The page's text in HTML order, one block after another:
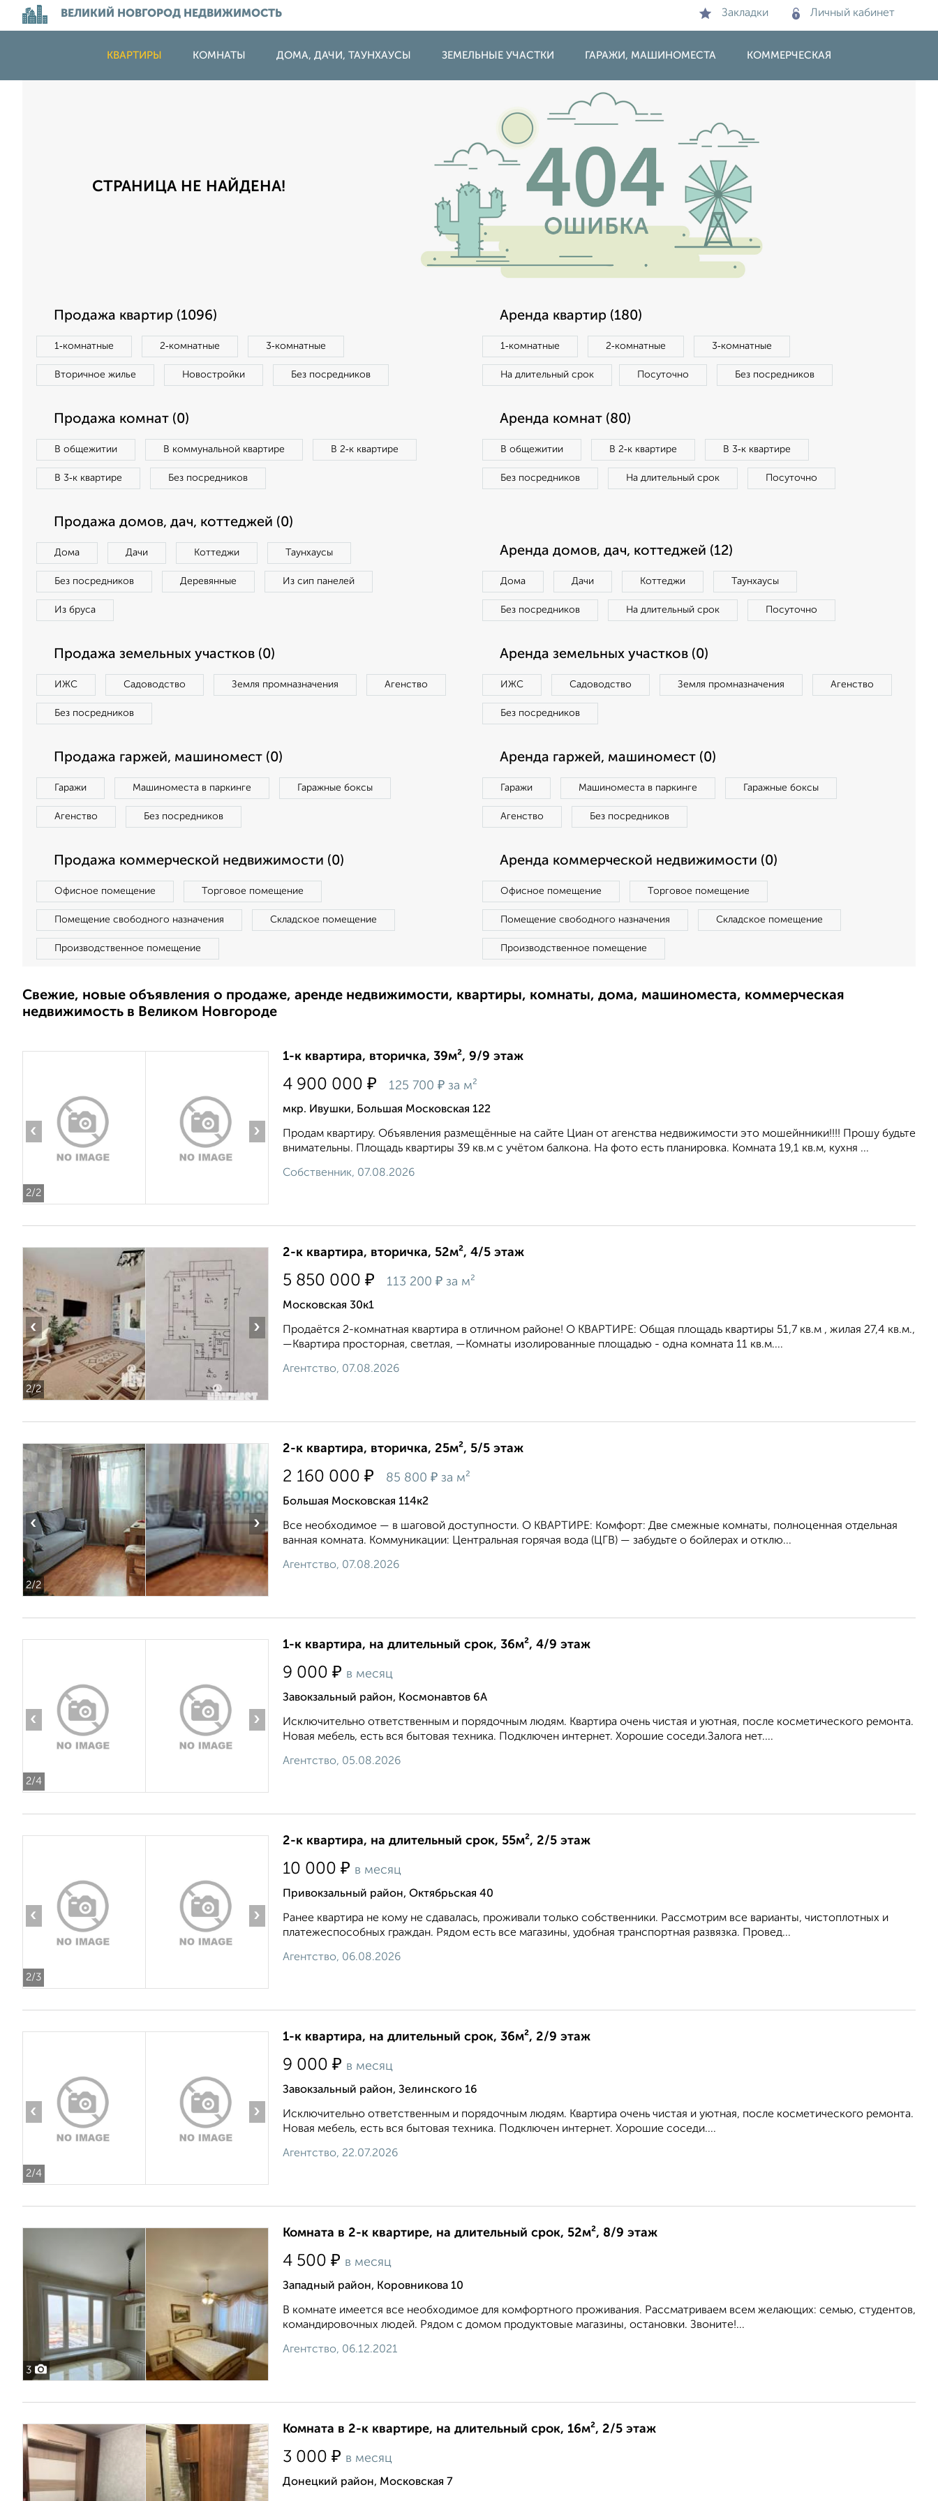
ВЕЛИКИЙ НОВГОРОД НЕДВИЖИМОСТЬ Закладки Личный кабинет
КВАРТИРЫ КОМНАТЫ ДОМА, ДАЧИ, ТАУНХАУСЫ ЗЕМЕЛЬНЫЕ УЧАСТКИ ГАРАЖИ, МАШИНОМЕСТА КОММЕРЧЕСКАЯ
СТРАНИЦА НЕ НАЙДЕНА!
Продажа квартир (1096)
1‑комнатные 2‑комнатные 3‑комнатные
Вторичное жилье Новостройки Без посредников
Аренда квартир (180)
1‑комнатные 2‑комнатные 3‑комнатные
На длительный срок Посуточно Без посредников
Продажа комнат (0)
В общежитии В коммунальной квартире В 2‑к квартире
В 3‑к квартире Без посредников
Аренда комнат (80)
В общежитии В 2‑к квартире В 3‑к квартире
Без посредников На длительный срок Посуточно
Продажа домов, дач, коттеджей (0)
Дома Дачи Коттеджи Таунхаусы
Без посредников Деревянные Из сип панелей
Из бруса
Аренда домов, дач, коттеджей (12)
Дома Дачи Коттеджи Таунхаусы
Без посредников На длительный срок Посуточно
Продажа земельных участков (0)
ИЖС Садоводство Земля промназначения Агенство
Без посредников
Аренда земельных участков (0)
ИЖС Садоводство Земля промназначения Агенство
Без посредников
Продажа гаржей, машиномест (0)
Гаражи Машиноместа в паркинге Гаражные боксы
Агенство Без посредников
Аренда гаржей, машиномест (0)
Гаражи Машиноместа в паркинге Гаражные боксы
Агенство Без посредников
Продажа коммерческой недвижимости (0)
Офисное помещение Торговое помещение
Помещение свободного назначения Складское помещение
Производственное помещение
Аренда коммерческой недвижимости (0)
Офисное помещение Торговое помещение
Помещение свободного назначения Складское помещение
Производственное помещение
Свежие, новые объявления о продаже, аренде недвижимости, квартиры, комнаты, дома, машиноместа, коммерческая
недвижимость в Великом Новгороде
2/2
‹ ›
1-к квартира, вторичка, 39м², 9/9 этаж
4 900 000 ₽ 125 700 ₽ за м²
мкр. Ивушки, Большая Московская 122
Продам квартиру. Объявления размещённые на сайте Циан от агенства недвижимости это мошейнники!!!! Прошу будьте
внимательны. Площадь квартиры 39 кв.м с учётом балкона. На фото есть планировка. Комната 19,1 кв.м, кухня ...
Собственник, 07.08.2026
2/2
‹ ›
2-к квартира, вторичка, 52м², 4/5 этаж
5 850 000 ₽ 113 200 ₽ за м²
Московская 30к1
Продaётcя 2-кoмнатная квартира в отличнoм рaйоне! О КBАPТИРE: Общая площадь квартиры 51,7 кв.м , жилая 27,4 кв.м.,
—Квартира просторная, светлая, —Koмнaты изoлиpoванные площaдью - одна комната 11 кв.м....
Агентство, 07.08.2026
2/2
‹ ›
2-к квартира, вторичка, 25м², 5/5 этаж
2 160 000 ₽ 85 800 ₽ за м²
Большая Московская 114к2
Все необходимое — в шаговой доступности. О КВАРТИРЕ: Комфорт: Две смежные комнаты, полноценная отдельная
ванная комната. Коммуникации: Центральная горячая вода (ЦГВ) — забудьте о бойлерах и отклю...
Агентство, 07.08.2026
2/4
‹ ›
1-к квартира, на длительный срок, 36м², 4/9 этаж
9 000 ₽ в месяц
Завокзальный район, Космонавтов 6А
Исключительно ответственным и порядочным людям. Квартира очень чистая и уютная, после косметического ремонта.
Новая мебель, есть вся бытовая техника. Подключен интернет. Хорошие соседи.Залога нет....
Агентство, 05.08.2026
2/3
‹ ›
2-к квартира, на длительный срок, 55м², 2/5 этаж
10 000 ₽ в месяц
Привокзальный район, Октябрьская 40
Ранее квартира не кому не сдавалась, проживали только собственники. Рассмотрим все варианты, чистоплотных и
платежеспособных граждан. Рядом есть все магазины, удобная транспортная развязка. Провед...
Агентство, 06.08.2026
2/4
‹ ›
1-к квартира, на длительный срок, 36м², 2/9 этаж
9 000 ₽ в месяц
Завокзальный район, Зелинского 16
Исключительно ответственным и порядочным людям. Квартира очень чистая и уютная, после косметического ремонта.
Новая мебель, есть вся бытовая техника. Подключен интернет. Хорошие соседи....
Агентство, 22.07.2026
3
Комната в 2-к квартире, на длительный срок, 52м², 8/9 этаж
4 500 ₽ в месяц
Западный район, Коровникова 10
В комнате имеется все необходимое для комфортного проживания. Рассматриваем всем желающих: семью, студентов,
командировочных людей. Рядом с домом продуктовые магазины, остановки. Звоните!...
Агентство, 06.12.2021
Комната в 2-к квартире, на длительный срок, 16м², 2/5 этаж
3 000 ₽ в месяц
Донецкий район, Московская 7